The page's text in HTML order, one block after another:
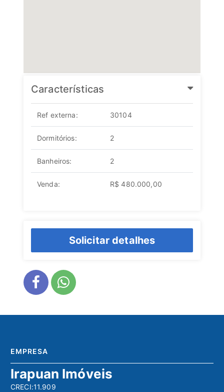
Características
Ref externa: 30104
Dormitórios: 2
Banheiros: 2
Venda: R$ 480.000,00
Solicitar detalhes
EMPRESA
Irapuan Imóveis
CRECI:11.909